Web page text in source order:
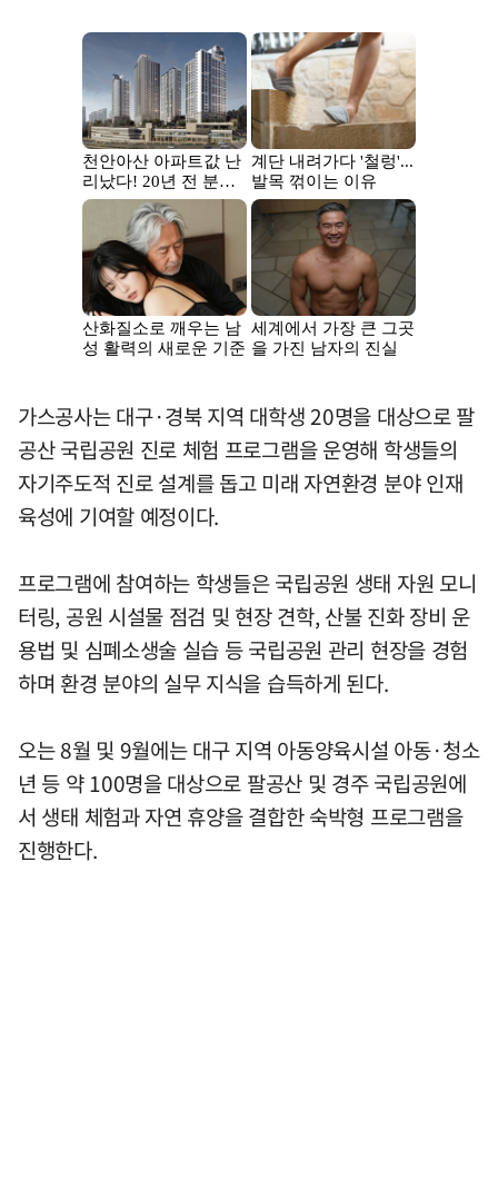
가스공사는 대구·경북 지역 대학생 20명을 대상으로 팔
공산 국립공원 진로 체험 프로그램을 운영해 학생들의
자기주도적 진로 설계를 돕고 미래 자연환경 분야 인재
육성에 기여할 예정이다.
프로그램에 참여하는 학생들은 국립공원 생태 자원 모니
터링, 공원 시설물 점검 및 현장 견학, 산불 진화 장비 운
용법 및 심폐소생술 실습 등 국립공원 관리 현장을 경험
하며 환경 분야의 실무 지식을 습득하게 된다.
오는 8월 및 9월에는 대구 지역 아동양육시설 아동·청소
년 등 약 100명을 대상으로 팔공산 및 경주 국립공원에
서 생태 체험과 자연 휴양을 결합한 숙박형 프로그램을
진행한다.